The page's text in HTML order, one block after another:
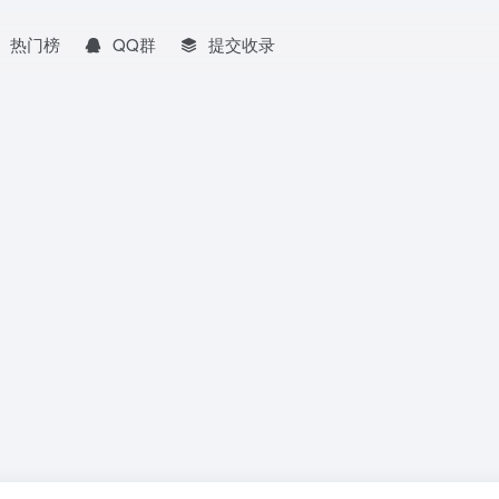
热门榜 QQ群 提交收录